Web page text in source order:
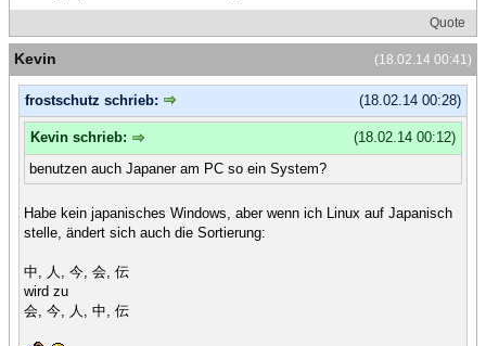
Quote
(18.02.14 00:41)
Kevin
(18.02.14 00:28)
frostschutz schrieb:
(18.02.14 00:12)
Kevin schrieb:
benutzen auch Japaner am PC so ein System?
Habe kein japanisches Windows, aber wenn ich Linux auf Japanisch
stelle, ändert sich auch die Sortierung:
中, 人, 今, 会, 伝
wird zu
会, 今, 人, 中, 伝